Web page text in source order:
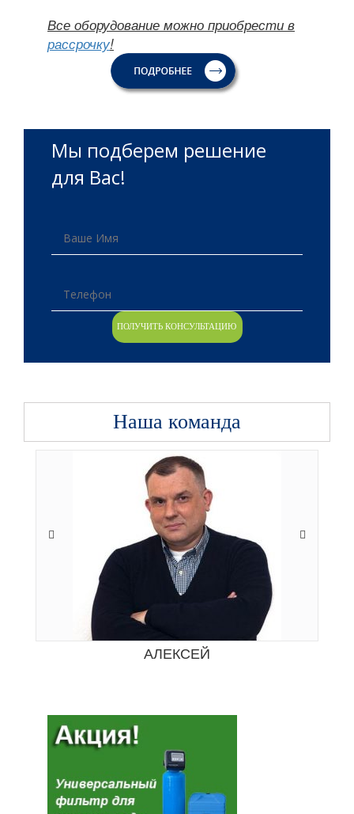
Все оборудование можно приобрести в
рассрочку!
Мы подберем решение
для Вас!
Наша команда
АЛЕКСЕЙ